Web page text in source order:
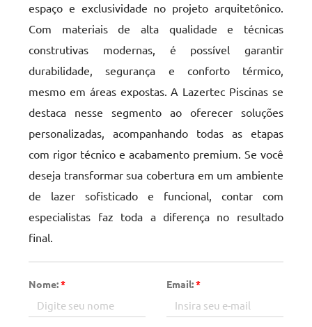
espaço e exclusividade no projeto arquitetônico.
Com materiais de alta qualidade e técnicas
construtivas modernas, é possível garantir
durabilidade, segurança e conforto térmico,
mesmo em áreas expostas. A Lazertec Piscinas se
destaca nesse segmento ao oferecer soluções
personalizadas, acompanhando todas as etapas
com rigor técnico e acabamento premium. Se você
deseja transformar sua cobertura em um ambiente
de lazer sofisticado e funcional, contar com
especialistas faz toda a diferença no resultado
final.
Nome:* Email:*